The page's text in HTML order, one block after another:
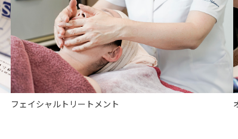
フェイシャルトリートメント